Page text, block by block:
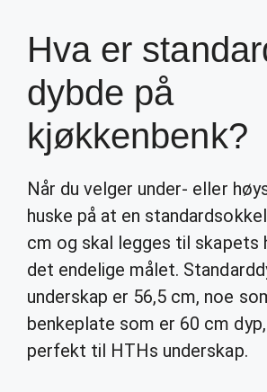
Hva er
dybde på
kjøkkenbenk?
Når du velger under- eller
huske på at en
cm og skal legges til skapets
det endelige målet.
underskap er 56,5 cm, noe
benkeplate som er 60 cm
perfekt til HTHs underskap.